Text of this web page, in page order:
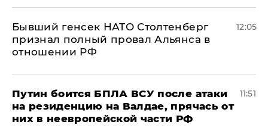
Бывший генсек НАТО Столтенберг
признал полный провал Альянса в
отношении РФ
12:05
Путин боится БПЛА ВСУ после атаки
на резиденцию на Валдае, прячась от
них в неевропейской части РФ
11:51